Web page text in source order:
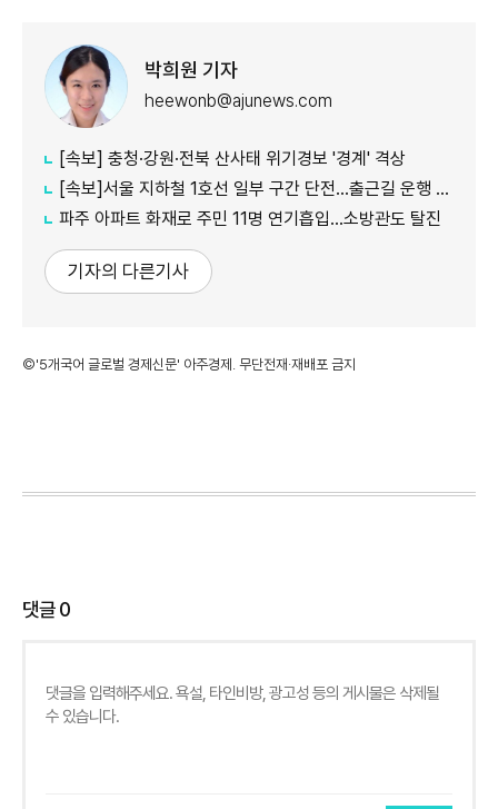
박희원 기자
heewonb@ajunews.com
[속보] 충청·강원·전북 산사태 위기경보 '경계' 격상
[속보]서울 지하철 1호선 일부 구간 단전…출근길 운행 지연
파주 아파트 화재로 주민 11명 연기흡입…소방관도 탈진
기자의 다른기사
©'5개국어 글로벌 경제신문' 아주경제. 무단전재·재배포 금지
댓글0